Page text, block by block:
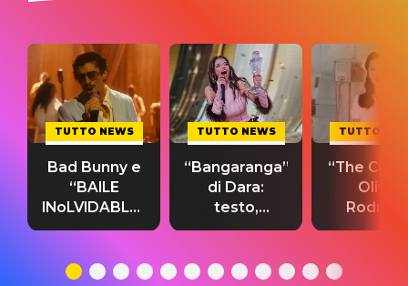
TUTTO NEWS
Bad Bunny e
“BAILE
INoLVIDABLE”:
testo,
significato
TUTTO NEWS
“Bangaranga”
di Dara:
testo,
traduzione e
del singolo
TUTTO
“The
Olivia
testo,